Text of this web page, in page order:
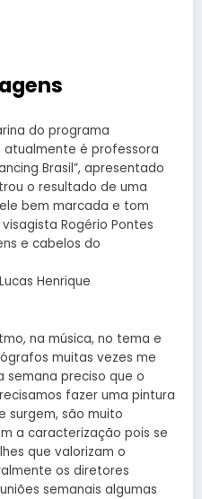
do programa
atualmente é professora
Brasil”, apresentado
o resultado de uma
bem marcada e tom
Rogério Pontes
e cabelos do
na música, no tema e
muitas vezes me
semana preciso que o
fazer uma pintura
surgem, são muito
a caracterização pois se
que valorizam o
os diretores
semanais algumas